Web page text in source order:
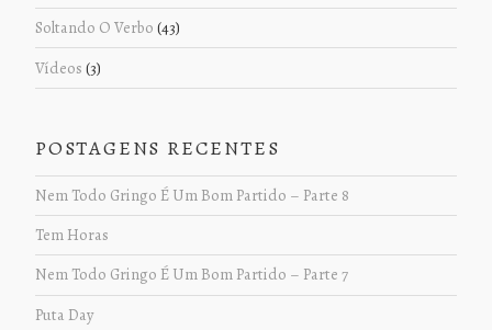
Soltando O Verbo (43)
Vídeos (3)
POSTAGENS RECENTES
Nem Todo Gringo É Um Bom Partido – Parte 8
Tem Horas
Nem Todo Gringo É Um Bom Partido – Parte 7
Puta Day